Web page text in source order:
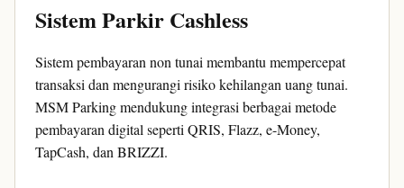
Sistem Parkir Cashless
Sistem pembayaran non tunai membantu mempercepat
transaksi dan mengurangi risiko kehilangan uang tunai.
MSM Parking mendukung integrasi berbagai metode
pembayaran digital seperti QRIS, Flazz, e-Money,
TapCash, dan BRIZZI.